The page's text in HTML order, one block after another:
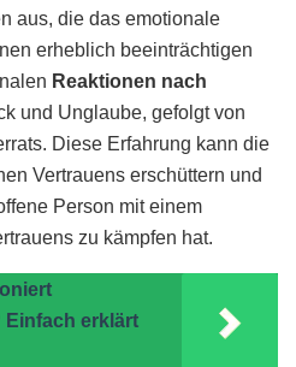
aus, die das emotionale
erheblich beeinträchtigen
Reaktionen nach
und Unglaube, gefolgt von
Diese Erfahrung kann die
Vertrauens erschüttern und
Person mit einem
zu kämpfen hat.
Einfach erklärt